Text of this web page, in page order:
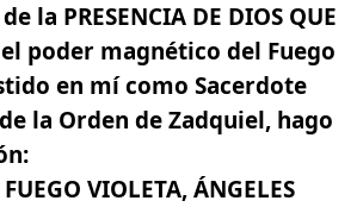
la PRESENCIA DE DIOS QUE
poder magnético del Fuego
en mí como Sacerdote
la Orden de Zadquiel, hago
VIOLETA, ÁNGELES